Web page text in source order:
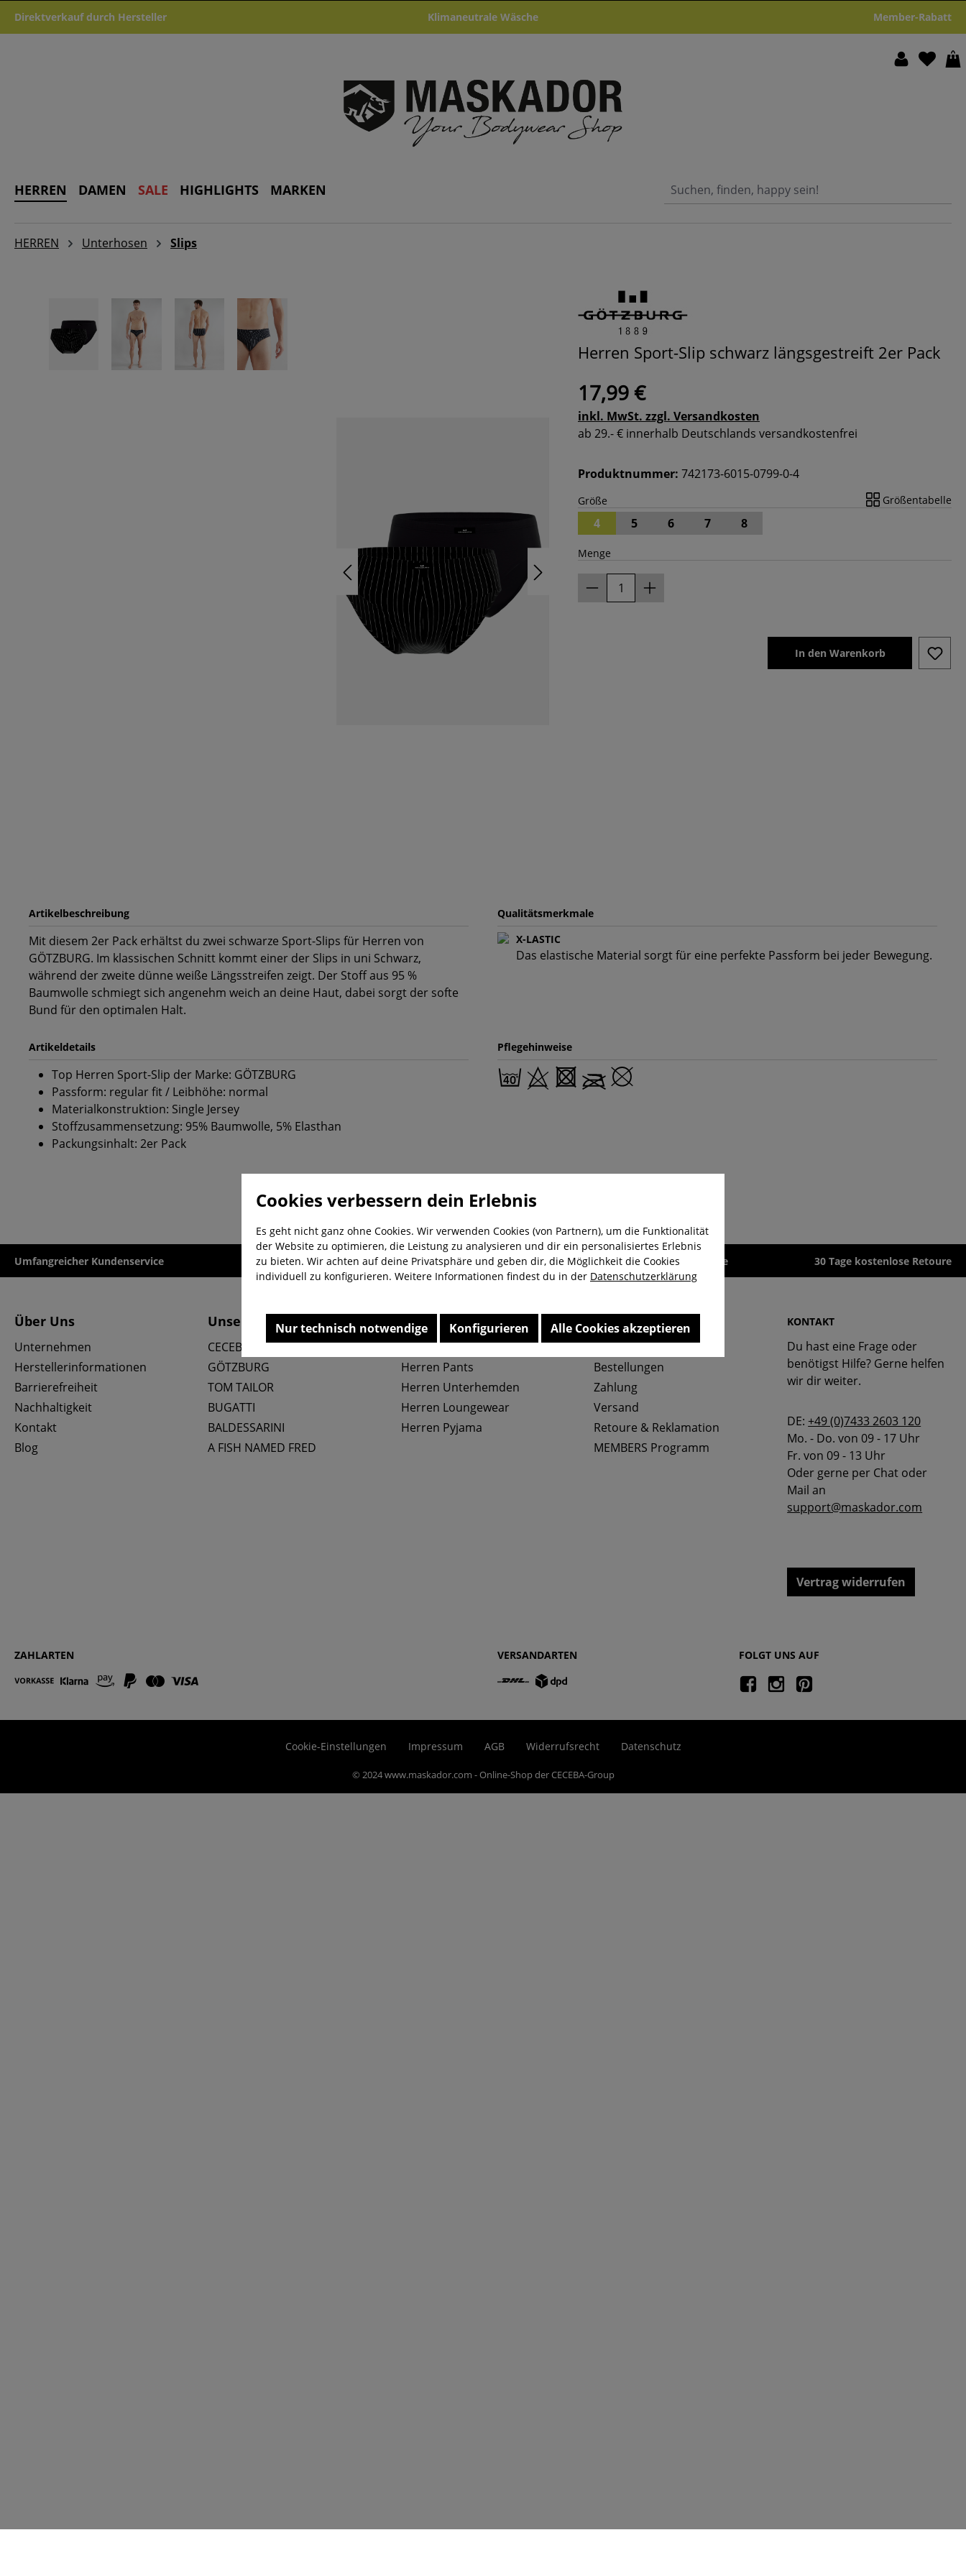
Hauptinhalt springen
Zur Suche springen
Zur Hauptnavigation springen
Direktverkauf durch Hersteller Klimaneutrale Wäsche Member-Rabatt
HERREN DAMEN SALE HIGHLIGHTS MARKEN
HERREN Unterhosen Slips
Herren Sport-Slip schwarz längsgestreift 2er Pack
17,99 €
inkl. MwSt. zzgl. Versandkosten
ab 29.- € innerhalb Deutschlands versandkostenfrei
Produktnummer: 742173-6015-0799-0-4
Größe Größentabelle
4 5 6 7 8
Menge
In den Warenkorb
Artikelbeschreibung
Mit diesem 2er Pack erhältst du zwei schwarze Sport-Slips für Herren von
GÖTZBURG. Im klassischen Schnitt kommt einer der Slips in uni Schwarz,
während der zweite dünne weiße Längsstreifen zeigt. Der Stoff aus 95 %
Baumwolle schmiegt sich angenehm weich an deine Haut, dabei sorgt der softe
Bund für den optimalen Halt.
Qualitätsmerkmale
X-LASTIC
Das elastische Material sorgt für eine perfekte Passform bei jeder Bewegung.
Artikeldetails
Top Herren Sport-Slip der Marke: GÖTZBURG
Passform: regular fit / Leibhöhe: normal
Materialkonstruktion: Single Jersey
Stoffzusammensetzung: 95% Baumwolle, 5% Elasthan
Packungsinhalt: 2er Pack
Pflegehinweise
Umfangreicher Kundenservice Kauf auf Rechnung Kostenloser Versand ab 29,-€ Lieferzeit 1-3 Werktage 30 Tage kostenlose Retoure
Über Uns
Unternehmen
Herstellerinformationen
Barrierefreiheit
Nachhaltigkeit
Kontakt
Blog
Unsere Marken
CECEBA
GÖTZBURG
TOM TAILOR
BUGATTI
BALDESSARINI
A FISH NAMED FRED
Top Kategorien
Herren Slips
Herren Pants
Herren Unterhemden
Herren Loungewear
Herren Pyjama
Service & FAQ
Größentabellen
Bestellungen
Zahlung
Versand
Retoure & Reklamation
MEMBERS Programm
KONTAKT
Du hast eine Frage oder
benötigst Hilfe? Gerne helfen
wir dir weiter.
DE:+49 (0)7433 2603 120
Mo. - Do. von 09 - 17 Uhr
Fr. von 09 - 13 Uhr
Oder gerne per Chat oder
Mail an
support@maskador.com
Vertrag widerrufen
ZAHLARTEN VERSANDARTEN FOLGT UNS AUF
Cookie-Einstellungen Impressum AGB Widerrufsrecht Datenschutz
© 2024 www.maskador.com - Online-Shop der CECEBA-Group
Cookies verbessern dein Erlebnis
Es geht nicht ganz ohne Cookies. Wir verwenden Cookies (von Partnern), um die Funktionalität
der Website zu optimieren, die Leistung zu analysieren und dir ein personalisiertes Erlebnis
zu bieten. Wir achten auf deine Privatsphäre und geben dir, die Möglichkeit die Cookies
individuell zu konfigurieren. Weitere Informationen findest du in der Datenschutzerklärung
Nur technisch notwendige Konfigurieren Alle Cookies akzeptieren